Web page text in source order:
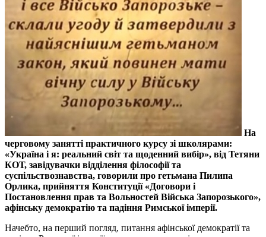
На
черговому занятті практичного курсу зі школярами:
«Україна і я: реальний світ та щоденний вибір», від Тетяни
КОТ, завідувачки відділення філософії та
суспільствознавства, говорили про гетьмана Пилипа
Орлика, прийняття Конституції «Договори і
Постановлення прав та Вольностей Війська Запорозького»,
афінську демократію та падіння Римської імперії.
Начебто, на перший погляд, питання афінської демократії та